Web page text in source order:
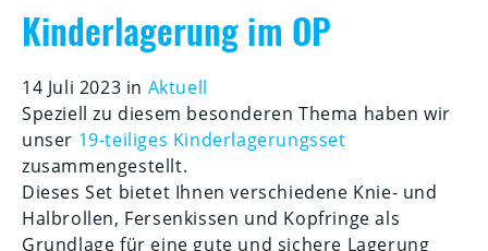
Kinderlagerung im OP
14 Juli 2023 in Aktuell
Speziell zu diesem besonderen Thema haben wir
unser 19-teiliges Kinderlagerungsset
zusammengestellt.
Dieses Set bietet Ihnen verschiedene Knie- und
Halbrollen, Fersenkissen und Kopfringe als
Grundlage für eine gute und sichere Lagerung